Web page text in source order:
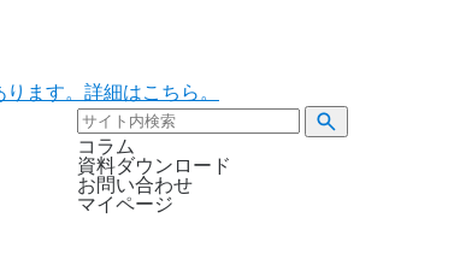
ます。詳細はこちら。
コラム
資料ダウンロード
お問い合わせ
マイページ